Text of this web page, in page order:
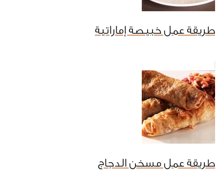
طريقة عمل خبيصة إماراتية
طريقة عمل مسخن الدجاج